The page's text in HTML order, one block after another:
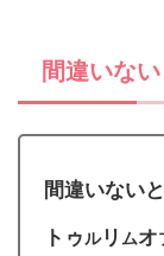
間違いな
間違いない
トゥルリ ムオ